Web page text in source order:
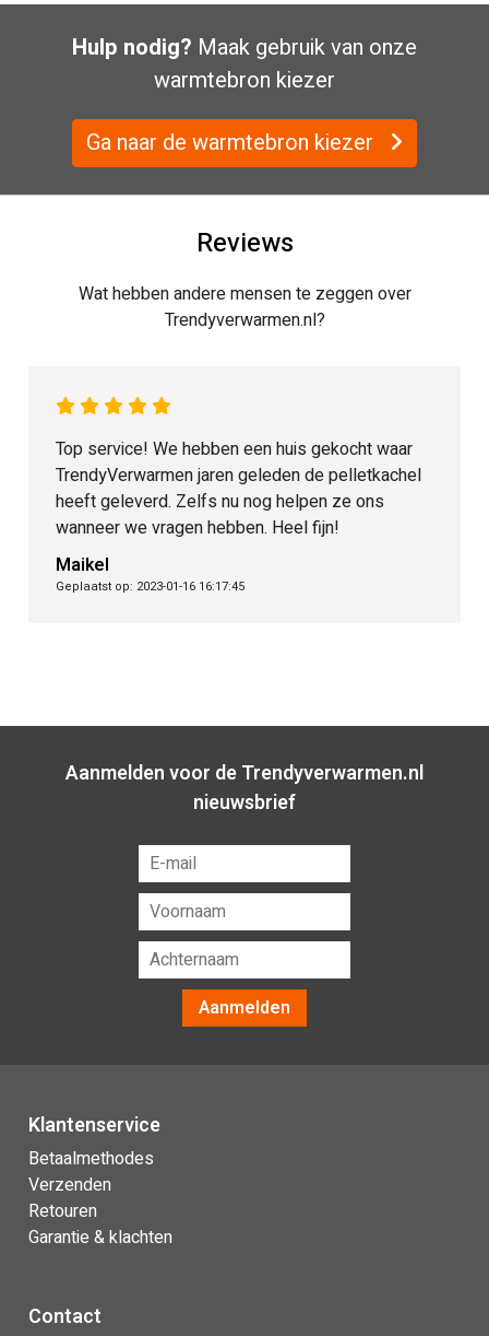
Hulp nodig? Maak gebruik van onze
warmtebron kiezer
Ga naar de warmtebron kiezer
Reviews
Wat hebben andere mensen te zeggen over
Trendyverwarmen.nl?
Trendy Eco heeft geweldig goed, geduldig,
vakkundig en snel geholpen bij een storing
mijn pellet-cv. Ze laten je zeker niet in de kou
zitten! Fijn dat zulke service nog te vinden is.
Geplaatst op: 2022-11-24 14:32:37
Aanmelden voor de Trendyverwarmen.nl
nieuwsbrief
Aanmelden
Klantenservice
Betaalmethodes
Verzenden
Retouren
Garantie & klachten
Contact